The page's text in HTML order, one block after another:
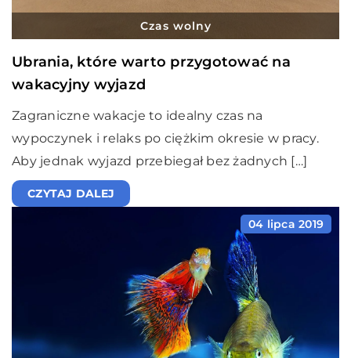
Czas wolny
Ubrania, które warto przygotować na
wakacyjny wyjazd
Zagraniczne wakacje to idealny czas na
wypoczynek i relaks po ciężkim okresie w pracy.
Aby jednak wyjazd przebiegał bez żadnych […]
CZYTAJ DALEJ
04 lipca 2019